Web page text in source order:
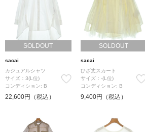
SOLDOUT
sacai
カジュアルシャツ
サイズ：3(L位)
コンディション: B
22,600円（税込）
SOLDOUT
sacai
ひざ丈スカート
サイズ：-(L位)
コンディション: B
9,400円（税込）